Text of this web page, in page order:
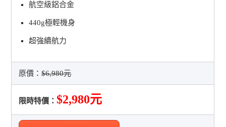
航空級鋁合金
440g極輕機身
超強續航力
原價：$6,980元
限時特價：$2,980元